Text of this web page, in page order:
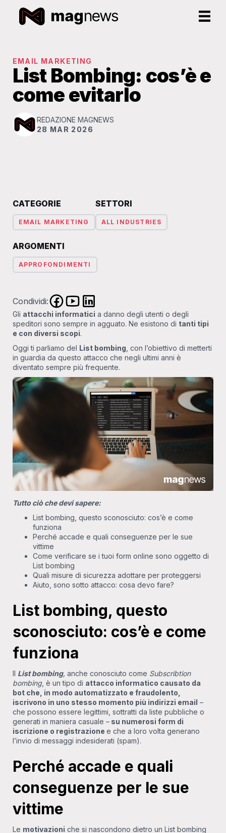
EMAIL MARKETING
List Bombing: cos’è e
come evitarlo
REDAZIONE MAGNEWS
28 MAR 2026
CATEGORIE
EMAIL MARKETING
SETTORI
ALL INDUSTRIES
ARGOMENTI
APPROFONDIMENTI
Condividi:
Gli attacchi informatici a danno degli utenti o degli
speditori sono sempre in agguato. Ne esistono di tanti tipi
e con diversi scopi.
Oggi ti parliamo del List bombing , con l’obiettivo di metterti
in guardia da questo attacco che negli ultimi anni è
diventato sempre più frequente.
Tutto ciò che devi sapere:
List bombing, questo sconosciuto: cos’è e come
funziona
Perché accade e quali conseguenze per le sue
vittime
Come verificare se i tuoi form online sono oggetto di
List bombing
Quali misure di sicurezza adottare per proteggersi
Aiuto, sono sotto attacco: cosa devo fare?
List bombing, questo
sconosciuto: cos’è e come
funziona
Il List bombing, anche conosciuto come Subscribtion
bombing, è un tipo di attacco informatico causato da
bot che, in modo automatizzato e fraudolento,
iscrivono in uno stesso momento più indirizzi email –
che possono essere legittimi, sottratti da liste pubbliche o
generati in maniera casuale –su numerosi form di
iscrizione o registrazione e che a loro volta generano
l’invio di messaggi indesiderati (spam).
Perché accade e quali
conseguenze per le sue
vittime
Le motivazioni che si nascondono dietro un List bombing